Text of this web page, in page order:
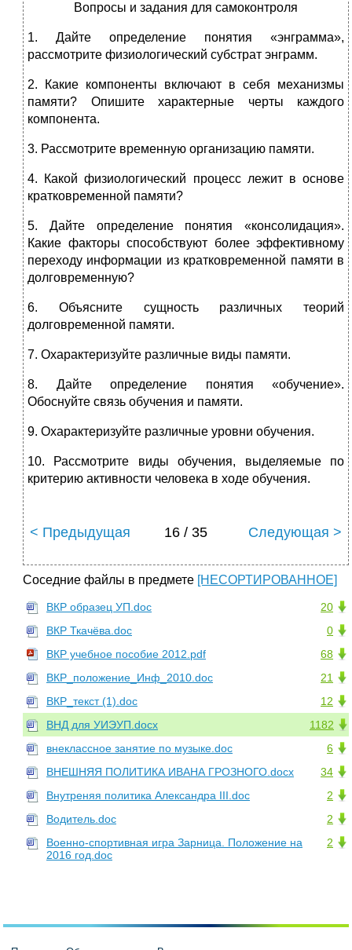
Вопросы и задания для самоконтроля
1. Дайте определение понятия «энграмма»,
рассмотрите физиологический субстрат энграмм.
2. Какие компоненты включают в себя механизмы
памяти? Опишите характерные черты каждого
компонента.
3. Рассмотрите временную организацию памяти.
4. Какой физиологический процесс лежит в основе
кратковременной памяти?
5. Дайте определение понятия «консолидация».
Какие факторы способствуют более эффективному
переходу информации из кратковременной памяти в
долговременную?
6. Объясните сущность различных теорий
долговременной памяти.
7. Охарактеризуйте различные виды памяти.
8. Дайте определение понятия «обучение».
Обоснуйте связь обучения и памяти.
9. Охарактеризуйте различные уровни обучения.
10. Рассмотрите виды обучения, выделяемые по
критерию активности человека в ходе обучения.
< Предыдущая 16 / 35 Следующая >
Соседние файлы в предмете [НЕСОРТИРОВАННОЕ]
20
ВКР образец УП.doc
0
ВКР Ткачёва.doc
68
ВКР учебное пособие 2012.pdf
21
ВКР_положение_Инф_2010.doc
12
ВКР_текст (1).doc
1182
ВНД для УИЭУП.docx
6
внеклассное занятие по музыке.doc
34
ВНЕШНЯЯ ПОЛИТИКА ИВАНА ГРОЗНОГО.docx
2
Внутреняя политика Александра III.doc
2
Водитель.doc
2
Военно-спортивная игра Зарница. Положение на
2016 год.doc